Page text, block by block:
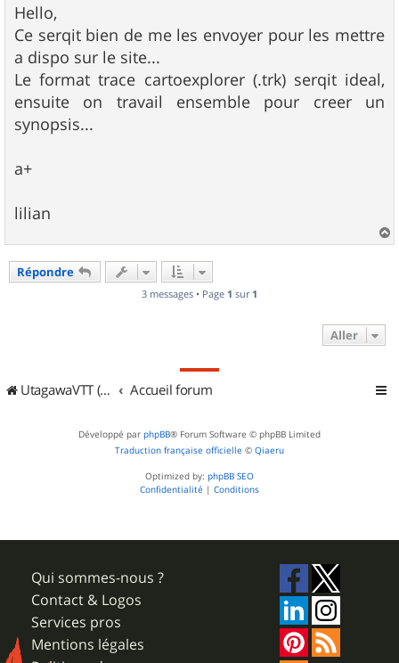
s
s
a
g
e
Hello,
Ce serqit bien de me les envoyer pour les mettre
a dispo sur le site...
Le format trace cartoexplorer (.trk) serqit ideal,
ensuite on travail ensemble pour creer un
synopsis...
a+
lilian
a
Répondre
3 messages • Page 1 sur 1
Aller
UtagawaVTT (Randos VTT et VTTAE avec traces GPS) Accueil forum
Développé par phpBB® Forum Software © phpBB Limited
Traduction française officielle © Qiaeru
Optimized by: phpBB SEO
Confidentialité | Conditions
Qui sommes-nous ?
Contact & Logos
Services pros
Mentions légales